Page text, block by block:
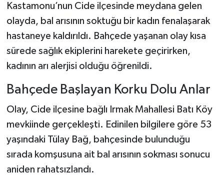
Kastamonu’nun Cide ilçesinde meydana gelen
olayda, bal arısının soktuğu bir kadın fenalaşarak
hastaneye kaldırıldı. Bahçede yaşanan olay kısa
sürede sağlık ekiplerini harekete geçirirken,
kadının arı alerjisi olduğu öğrenildi.
Bahçede Başlayan Korku Dolu Anlar
Olay, Cide ilçesine bağlı Irmak Mahallesi Batı Köy
mevkiinde gerçekleşti. Edinilen bilgilere göre 53
yaşındaki Tülay Bağ, bahçesinde bulunduğu
sırada komşusuna ait bal arısının sokması sonucu
aniden rahatsızlandı.
Küre Haberleri
Merkez Haberleri
Pınarbaşı Haberleri
Şenpazar Haberleri
Seydiler Haberleri
Taşköprü Haberleri